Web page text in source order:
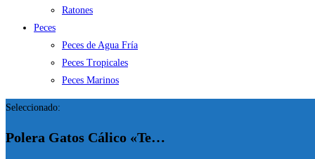
Ratones
Peces
Peces de Agua Fría
Peces Tropicales
Peces Marinos
Seleccionado:
Polera Gatos Cálico «Te…